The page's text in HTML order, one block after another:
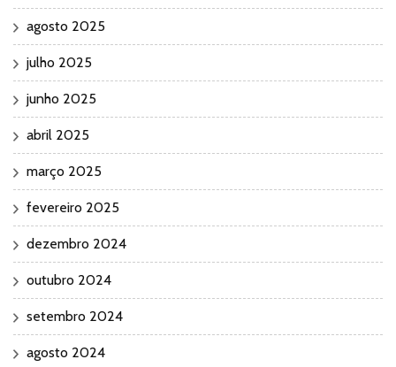
agosto 2025
julho 2025
junho 2025
abril 2025
março 2025
fevereiro 2025
dezembro 2024
outubro 2024
setembro 2024
agosto 2024